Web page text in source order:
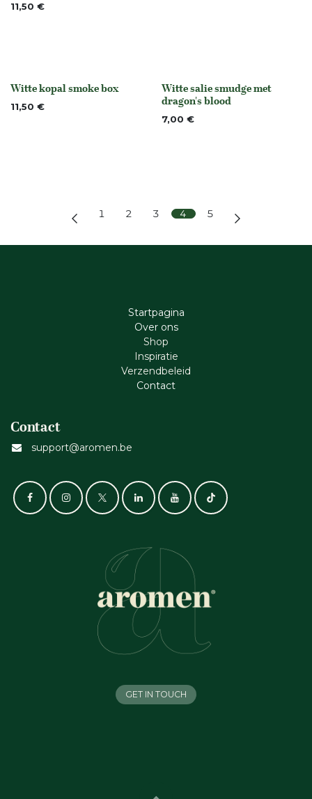
11,50 €
Niet op voorraad
Witte kopal smoke box
11,50 € None
Witte salie smudge met
dragon's blood
7,00 €
1 2 3 4 5
Startpagina
Ove​r​ ons
Shop
Inspiratie
Verzendbeleid
Cont​act
Contact
support@aromen.be
GET IN TOUCH